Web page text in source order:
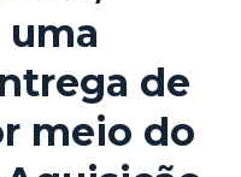
uma
de
meio do